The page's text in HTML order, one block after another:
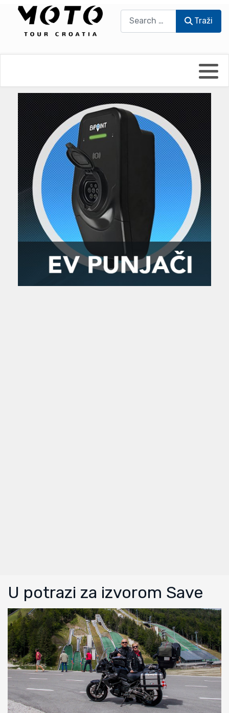
Traži
U potrazi za izvorom Save
UmPaDrum
Moto servisi
Impressum
Damir Žerić - ELPASSO
Dario Dinter - Moto TOZ
Igor Kreč - UmPaDrum
Igor Kukec Brmbi
Slaven Gajdek
MTC - Moto Tour Croatia
Moto putopisi
Vikend vožnje
Zanimljivost
Najave i noviteti